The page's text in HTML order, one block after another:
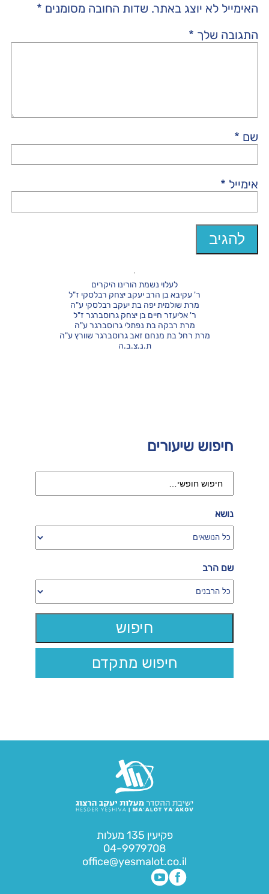
האימייל לא יוצג באתר. שדות החובה מסומנים *
התגובה שלך *
שם *
אימייל *
חיפוש שיעורים
נושא
שם הרב
חיפוש מתקדם
לעלוי נשמת הורינו היקרים
ר' עקיבא בן הרב יעקב יצחק רבלסקי ז"ל
מרת שולמית יפה בת יעקב רבלסקי ע"ה
ר' אליעזר חיים בן יצחק גרוסברגר ז"ל
מרת רבקה בת נפתלי גרוסברגר ע"ה
מרת רחל בת מנחם זאב גרוסברגר שוורץ ע"ה
ת.נ.צ.ב.ה
פקיעין 135 מעלות
04-9979708
office@yesmalot.co.il